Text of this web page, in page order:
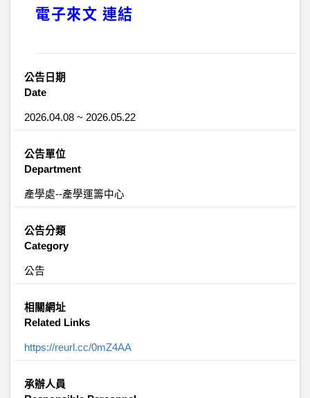
電子來文 連結
公告日期
Date
2026.04.08 ~ 2026.05.22
公告單位
Department
產學處--產學運籌中心
公告分類
Category
公告
相關網址
Related Links
https://reurl.cc/0mZ4AA
承辦人員